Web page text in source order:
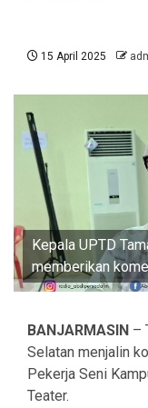
15 April 2025
Kepala UPTD
memberikan
BANJARMASIN –
Selatan menjalin
Pekerja Seni
Teater.